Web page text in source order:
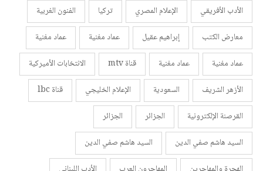
الأدب الأفريقي
الإعلام المصري تركيا
الفنون الغربية
معارض الكتب
إبراهيم عقيل عماد مغنية
عماد مغنية
عماد مغنية
عماد مغنية قناة mtv
الانتخابات الأميركية
الأزهر الشريف
السعودية الإعلام الخليجي
قناة lbc
القرصنة الإلكترونية
الجزائر
الجزائر
السيد هاشم صفي الدين
السيد هاشم صفي الدين